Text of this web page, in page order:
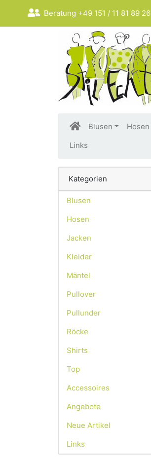
Beratung +49 151 / 11 81 89 26
Blusen Hosen
Links
Kategorien
Blusen
Hosen
Jacken
Kleider
Mäntel
Pullover
Pullunder
Röcke
Shirts
Top
Accessoires
Angebote
Neue Artikel
Links